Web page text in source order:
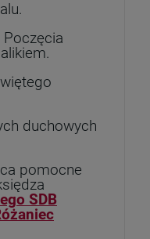
Poczęcia
duchowych
pomocne
SDB